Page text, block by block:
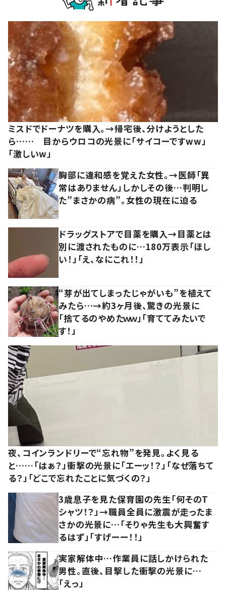
ミスドでドーナツを購入。→帰宅後、分けようとした
ら…… 目からウロコの光景に「サイコーですww」
「激しいw」
胸部に違和感を覚えた女性。→医師「異
常はありません」しかしその後…判明し
た”まさかの病”。女性の現在に迫る
ドラッグストアで目薬を購入→目薬とは
別に渡されたものに…180万表示「ほし
い！」「え、なにこれ！！」
“芽が出てしまったじゃがいも”を植えて
みたら…→約3ヶ月後、驚きの光景に
「捨てるのやめたｗｗ」「育ててみたいで
す！」
夜、コインランドリーで“忘れ物”を発見。よく見る
と……「はぁ？」衝撃の光景に「エーッ！？」「なぜ落ちて
る？」「どこで忘れたことに気づくの？」
3歳息子を見た保育園の先生「何そのT
シャツ！？」→職員全員に激震が走ったま
さかの光景に…「そりゃ先生も大興奮す
るはず」「すげーー！！」
実家解体中…作業員に話しかけられた
男性。直後、目撃した衝撃の光景に…
「えっ」